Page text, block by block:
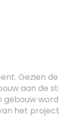
Gezien
aan de
gebouw
het